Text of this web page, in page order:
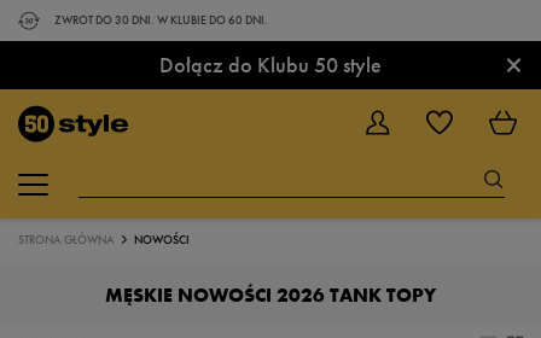
ZWROT DO 30 DNI. W KLUBIE DO 60 DNI.
Dołącz do Klubu 50 style ×
STRONA GŁÓWNA NOWOŚCI
MĘSKIE NOWOŚCI 2026 TANK TOPY